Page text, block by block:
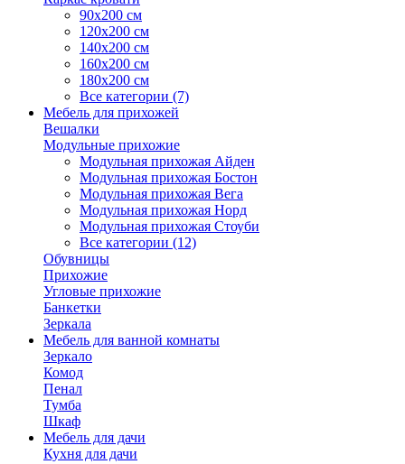
90х200 см
120х200 см
140х200 см
160х200 см
180х200 см
Все категории (7)
Мебель для прихожей
Вешалки
Модульные прихожие
Модульная прихожая Айден
Модульная прихожая Бостон
Модульная прихожая Вега
Модульная прихожая Норд
Модульная прихожая Стоуби
Все категории (12)
Обувницы
Прихожие
Угловые прихожие
Банкетки
Зеркала
Мебель для ванной комнаты
Зеркало
Комод
Пенал
Тумба
Шкаф
Мебель для дачи
Кухня для дачи